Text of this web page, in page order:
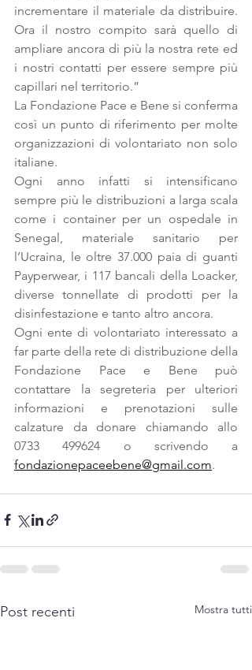
incrementare il materiale da distribuire.
Ora il nostro compito sarà quello di
ampliare ancora di più la nostra rete ed
i nostri contatti per essere sempre più
capillari nel territorio.”
La Fondazione Pace e Bene si conferma
così un punto di riferimento per molte
organizzazioni di volontariato non solo
italiane.
Ogni anno infatti si intensificano
sempre più le distribuzioni a larga scala
come i container per un ospedale in
Senegal, materiale sanitario per
l’Ucraina, le oltre 37.000 paia di guanti
Payperwear, i 117 bancali della Loacker,
diverse tonnellate di prodotti per la
disinfestazione e tanto altro ancora.
Ogni ente di volontariato interessato a
far parte della rete di distribuzione della
Fondazione Pace e Bene può
contattare la segreteria per ulteriori
informazioni e prenotazioni sulle
calzature da donare chiamando allo
fondazionepaceebene@gmail.com.
Post recenti Mostra tutti